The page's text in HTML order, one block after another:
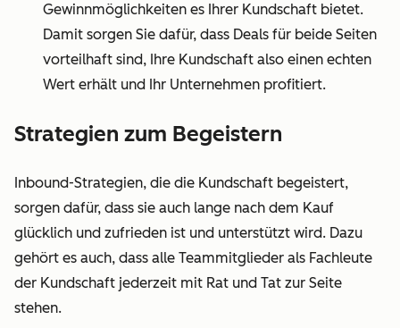
Gewinnmöglichkeiten es Ihrer Kundschaft bietet.
Damit sorgen Sie dafür, dass Deals für beide Seiten
vorteilhaft sind, Ihre Kundschaft also einen echten
Wert erhält und Ihr Unternehmen profitiert.
Strategien zum Begeistern
Inbound-Strategien, die die Kundschaft begeistert,
sorgen dafür, dass sie auch lange nach dem Kauf
glücklich und zufrieden ist und unterstützt wird. Dazu
gehört es auch, dass alle Teammitglieder als Fachleute
der Kundschaft jederzeit mit Rat und Tat zur Seite
stehen.